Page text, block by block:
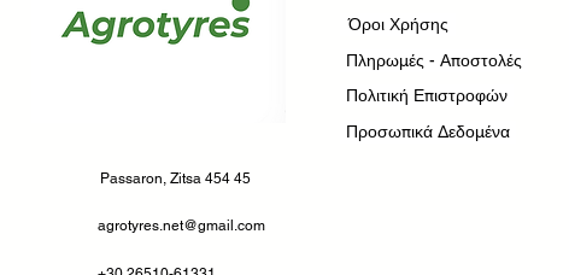
​Όροι Χρήσης
Πληρωμές - Αποστολές
Πολιτική Επιστροφών
Προσωπικά Δεδομένα
Passaron, Zitsa 454 45
agrotyres.net@gmail.com